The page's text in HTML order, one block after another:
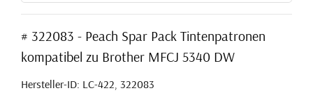
# 322083 - Peach Spar Pack Tintenpatronen
kompatibel zu Brother MFCJ 5340 DW
Hersteller-ID: LC-422, 322083